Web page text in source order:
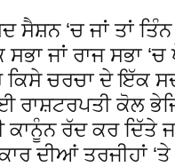
ਸੈਸ਼ਨ ‘ਚ ਜਾਂ ਤਾਂ
ਜਾਂ ਰਾਜ ਸਭਾ
ਕਿਸੇ ਚਰਚਾ ਦੇ ਇੱਕ
ਰਾਸ਼ਟਰਪਤੀ ਕੋਲ
ਕਾਨੂੰਨ ਰੱਦ ਕਰ ਦਿੱਤੇ
ਦੀਆਂ ਤਰਜੀਹਾਂ